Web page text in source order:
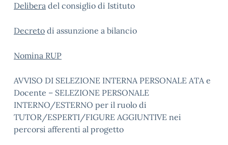
Delibera del consiglio di Istituto
Decreto di assunzione a bilancio
Nomina RUP
AVVISO DI SELEZIONE INTERNA PERSONALE ATA e
Docente – SELEZIONE PERSONALE
INTERNO/ESTERNO per il ruolo di
TUTOR/ESPERTI/FIGURE AGGIUNTIVE nei
percorsi afferenti al progetto